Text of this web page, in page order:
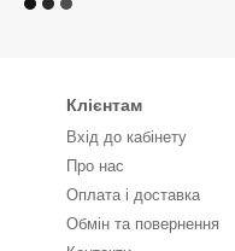
Клієнтам
Вхід до кабінету
Про нас
Оплата і доставка
Обмін та повернення